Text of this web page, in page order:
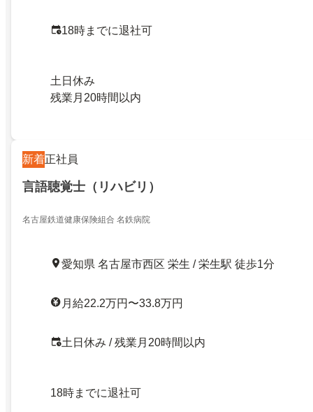
18時までに退社可
土日休み
残業月20時間以内
新着正社員
言語聴覚士（リハビリ）
名古屋鉄道健康保険組合 名鉄病院
愛知県 名古屋市西区 栄生 / 栄生駅 徒歩1分
月給22.2万円〜33.8万円
土日休み / 残業月20時間以内
18時までに退社可